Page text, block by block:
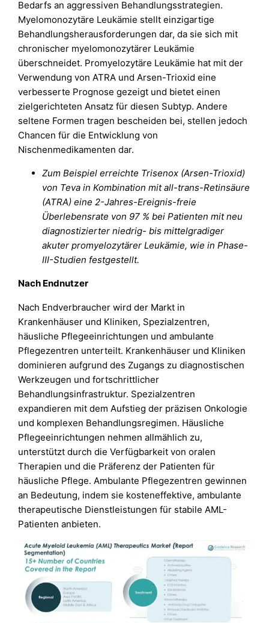
Bedarfs an aggressiven Behandlungsstrategien.
Myelomonozytäre Leukämie stellt einzigartige
Behandlungsherausforderungen dar, da sie sich mit
chronischer myelomonozytärer Leukämie
überschneidet. Promyelozytäre Leukämie hat mit der
Verwendung von ATRA und Arsen-Trioxid eine
verbesserte Prognose gezeigt und bietet einen
zielgerichteten Ansatz für diesen Subtyp. Andere
seltene Formen tragen bescheiden bei, stellen jedoch
Chancen für die Entwicklung von
Nischenmedikamenten dar.
Zum Beispiel erreichte Trisenox (Arsen-Trioxid)
von Teva in Kombination mit all-trans-Retinsäure
(ATRA) eine 2-Jahres-Ereignis-freie
Überlebensrate von 97 % bei Patienten mit neu
diagnostizierter niedrig- bis mittelgradiger
akuter promyelozytärer Leukämie, wie in Phase-
III-Studien festgestellt.
Nach Endnutzer
Nach Endverbraucher wird der Markt in
Krankenhäuser und Kliniken, Spezialzentren,
häusliche Pflegeeinrichtungen und ambulante
Pflegezentren unterteilt. Krankenhäuser und Kliniken
dominieren aufgrund des Zugangs zu diagnostischen
Werkzeugen und fortschrittlicher
Behandlungsinfrastruktur. Spezialzentren
expandieren mit dem Aufstieg der präzisen Onkologie
und komplexen Behandlungsregimen. Häusliche
Pflegeeinrichtungen nehmen allmählich zu,
unterstützt durch die Verfügbarkeit von oralen
Therapien und die Präferenz der Patienten für
häusliche Pflege. Ambulante Pflegezentren gewinnen
an Bedeutung, indem sie kosteneffektive, ambulante
therapeutische Dienstleistungen für stabile AML-
Patienten anbieten.